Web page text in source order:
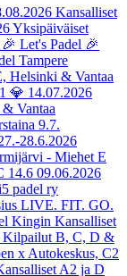
Kansalliset
Yksipäiväiset
Let's Padel 🎉
Tampere
Helsinki & Vantaa
💎 14.07.2026
Vantaa
9.7.
28.6.2026
- Miehet E
14.6 09.06.2026
padel ry
LIVE. FIT. GO.
Kingin Kansalliset
Kilpailut B, C, D &
x Autokeskus, C2
A2 ja D